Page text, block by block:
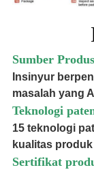
Sumber
Insinyur
masalah yang
Teknologi
15 teknologi
kualitas produk
Sertifikat